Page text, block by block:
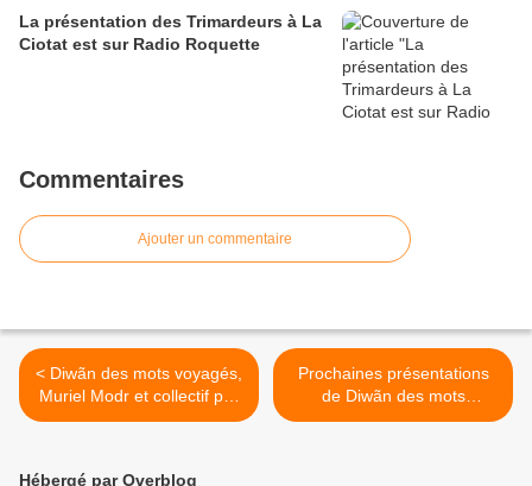
La présentation des Trimardeurs à La
Ciotat est sur Radio Roquette
Commentaires
Ajouter un commentaire
< Diwãn des mots voyagés,
Muriel Modr et collectif par
Frédérique Guétat-Liviani
Prochaines présentations
de Diwãn des mots
voyagés. Ecrits et Oralités
Hébergé par Overblog